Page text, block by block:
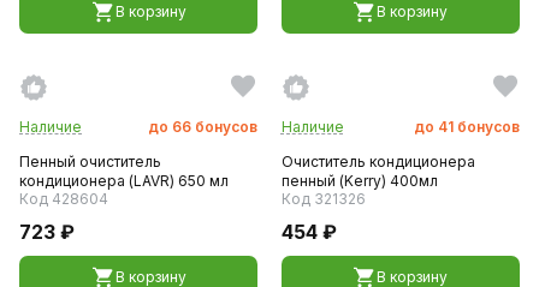
В корзину В корзину
Наличие до 66 бонусов
Пенный очиститель
кондиционера (LAVR) 650 мл
Код 428604
723 ₽
В корзину
Наличие до 41 бонусов
Очиститель кондиционера
пенный (Kerry) 400мл
Код 321326
454 ₽
В корзину